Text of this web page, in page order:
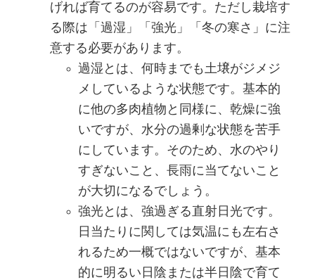
げれば育てるのが容易です。ただし栽培す
る際は「過湿」「強光」「冬の寒さ」に注
意する必要があります。
過湿とは、何時までも土壌がジメジ
メしているような状態です。基本的
に他の多肉植物と同様に、乾燥に強
いですが、水分の過剰な状態を苦手
にしています。そのため、水のやり
すぎないこと、長雨に当てないこと
が大切になるでしょう。
強光とは、強過ぎる直射日光です。
日当たりに関しては気温にも左右さ
れるため一概ではないですが、基本
的に明るい日陰または半日陰で育て